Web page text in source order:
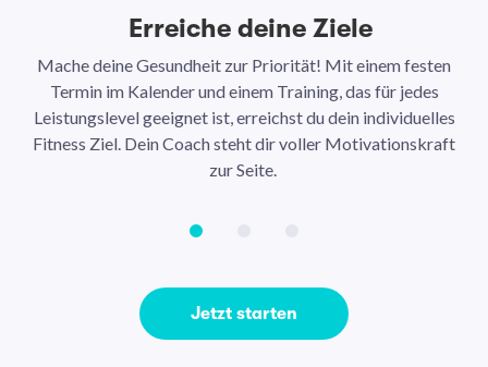
Erreiche deine Ziele
Mache deine Gesundheit zur Priorität! Mit einem festen
Termin im Kalender und einem Training, das für jedes
Leistungslevel geeignet ist, erreichst du dein individuelles
Fitness Ziel. Dein Coach steht dir voller Motivationskraft
zur Seite.
Jetzt starten